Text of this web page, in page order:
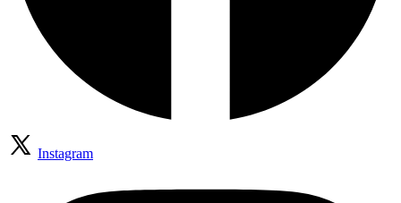
Instagram